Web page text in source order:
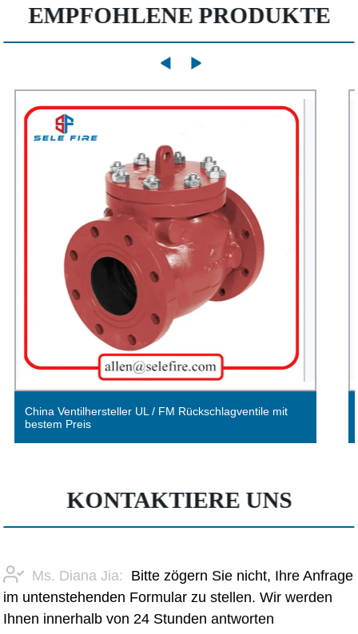
EMPFOHLENE PRODUKTE
China Ventilhersteller UL/FM-gelistetes
Rückschlagventil mit genutetem Flanschende
KONTAKTIERE UNS
Ms. Diana Jia: Bitte zögern Sie nicht, Ihre Anfrage
im untenstehenden Formular zu stellen. Wir werden
Ihnen innerhalb von 24 Stunden antworten